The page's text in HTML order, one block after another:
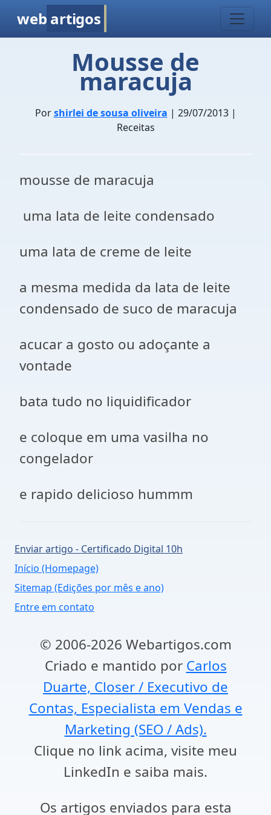
web artigos
Mousse de
maracuja
Porshirlei de sousa oliveira | 29/07/2013 |
Receitas
mousse de maracuja
uma lata de leite condensado
uma lata de creme de leite
a mesma medida da lata de leite
condensado de suco de maracuja
acucar a gosto ou adoçante a
vontade
bata tudo no liquidificador
e coloque em uma vasilha no
congelador
e rapido delicioso hummm
Enviar artigo - Certificado Digital 10h
Início (Homepage)
Sitemap (Edições por mês e ano)
Entre em contato
© 2006-2026 Webartigos.com
Criado e mantido por Carlos
Duarte, Closer / Executivo de
Contas, Especialista em Vendas e
Marketing (SEO / Ads).
Clique no link acima, visite meu
LinkedIn e saiba mais.
Os artigos enviados para esta